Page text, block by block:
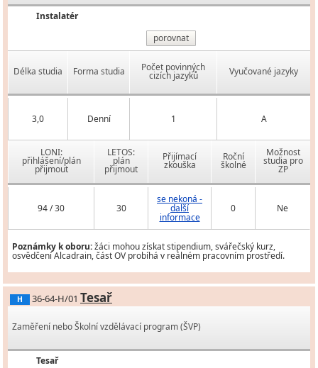
Instalatér
porovnat
Délka studia Forma studia Počet povinných
cizích jazyků Vyučované jazyky
3,0 Denní 1 A
LONI:
přihlášení/plán
přijmout
LETOS:
plán
přijmout
Přijímací
zkouška
Roční
školné
Možnost
studia pro
ZP
94 / 30 30
se nekoná -
další
informace
0 Ne
Poznámky k oboru:žáci mohou získat stipendium, svářečský kurz,
osvědčení Alcadrain, část OV probíhá v reálném pracovním prostředí.
H 36-64-H/01 Tesař
Zaměření nebo Školní vzdělávací program (ŠVP)
Tesař